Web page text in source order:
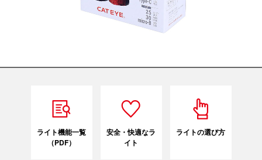
ライト機能一覧
（PDF）
安全・快適なラ
イト
ライトの選び方